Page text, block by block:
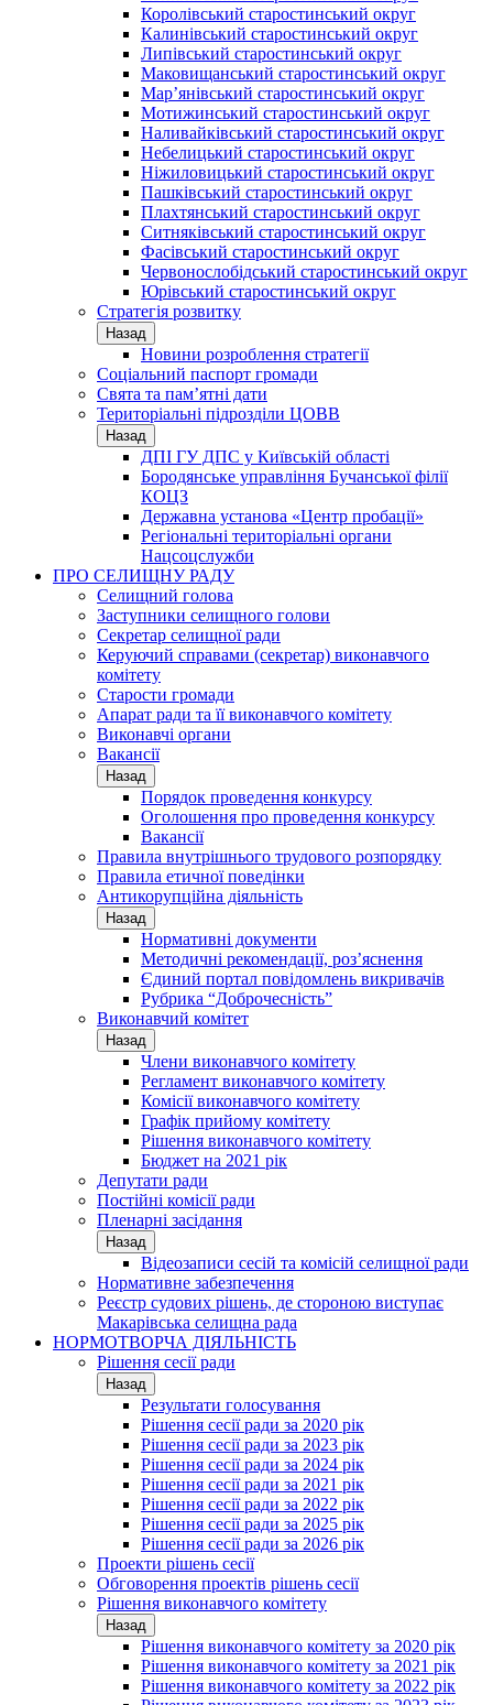
Королівський старостинський округ
Калинівський старостинський округ
Липівський старостинський округ
Маковищанський старостинський округ
Мар’янівський старостинський округ
Мотижинський старостинський округ
Наливайківський старостинський округ
Небелицький старостинський округ
Ніжиловицький старостинський округ
Пашківський старостинський округ
Плахтянський старостинський округ
Ситняківський старостинський округ
Фасівський старостинський округ
Червонослобідський старостинський округ
Юрівський старостинський округ
Стратегія розвитку
Назад
Новини розроблення стратегії
Соціальний паспорт громади
Свята та пам’ятні дати
Територіальні підрозділи ЦОВВ
Назад
ДПІ ГУ ДПС у Київській області
Бородянське управління Бучанської філії
КОЦЗ
Державна установа «Центр пробації»
Регіональні територіальні органи
Нацсоцслужби
ПРО СЕЛИЩНУ РАДУ
Селищний голова
Заступники селищного голови
Секретар селищної ради
Керуючий справами (секретар) виконавчого
комітету
Старости громади
Апарат ради та її виконавчого комітету
Виконавчі органи
Вакансії
Назад
Порядок проведення конкурсу
Оголошення про проведення конкурсу
Вакансії
Правила внутрішнього трудового розпорядку
Правила етичної поведінки
Антикорупційна діяльність
Назад
Нормативні документи
Методичні рекомендації, роз’яснення
Єдиний портал повідомлень викривачів
Рубрика “Доброчесність”
Виконавчий комітет
Назад
Члени виконавчого комітету
Регламент виконавчого комітету
Комісії виконавчого комітету
Графік прийому комітету
Рішення виконавчого комітету
Бюджет на 2021 рік
Депутати ради
Постійні комісії ради
Пленарні засідання
Назад
Відеозаписи сесій та комісій селищної ради
Нормативне забезпечення
Реєстр судових рішень, де стороною виступає
Макарівська селищна рада
НОРМОТВОРЧА ДІЯЛЬНІСТЬ
Рішення сесії ради
Назад
Результати голосування
Рішення сесії ради за 2020 рік
Рішення сесії ради за 2023 рік
Рішення сесії ради за 2024 рік
Рішення сесії ради за 2021 рік
Рішення сесії ради за 2022 рік
Рішення сесії ради за 2025 рік
Рішення сесії ради за 2026 рік
Проекти рішень сесії
Обговорення проектів рішень сесії
Рішення виконавчого комітету
Назад
Рішення виконавчого комітету за 2020 рік
Рішення виконавчого комітету за 2021 рік
Рішення виконавчого комітету за 2022 рік